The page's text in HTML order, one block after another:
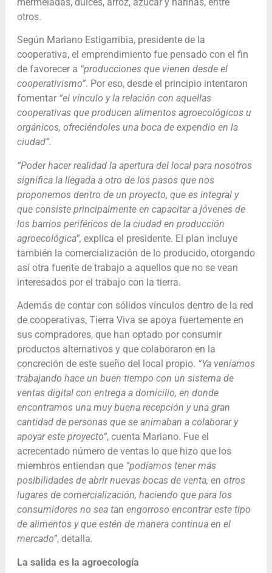
otros.
Según Mariano Estigarribia, presidente de la
cooperativa, el emprendimiento fue pensadocon el fin
de favorecer a “producciones que vienen desde el
cooperativismo”. Por eso, desde el principio intentaron
fomentar “el vínculo y la relación con aquellas
cooperativas que producen alimentos agroecológicos u
orgánicos, ofreciéndoles una boca de expendio en la
ciudad”.
“Poder hacer realidad la apertura del local para nosotros
significa la llegada a otro de los pasos que nos
proponemos dentro de un proyecto, que es integral y
que consiste principalmente en capacitar a jóvenes de
los barrios periféricos de la ciudad en producción
agroecológica”, explica el presidente. El plan incluye
también la comercialización de lo producido, otorgando
así otra fuente de trabajo a aquellos que no se vean
interesados por el trabajo con la tierra.
Además de contar con sólidos vínculos dentro de la red
de cooperativas, Tierra Viva se apoya fuertemente en
sus compradores, que han optado por consumir
productos alternativos y que colaboraron en la
concreción de este sueño del local propio. “Ya veníamos
trabajando hace un buen tiempo con un sistema de
ventas digital con entrega a domicilio, en donde
encontramos una muy buena recepción y una gran
cantidad de personas que se animaban a colaborar y
apoyar este proyecto”, cuenta Mariano. Fue el
acrecentado número de ventas lo que hizo que los
miembros entiendan que “podíamos tener más
posibilidades de abrir nuevas bocas de venta, en otros
lugares de comercialización, haciendo que para los
consumidores no sea tan engorroso encontrar este tipo
de alimentos y que estén de manera continua en el
mercado”, detalla.
La salida es la agroecología